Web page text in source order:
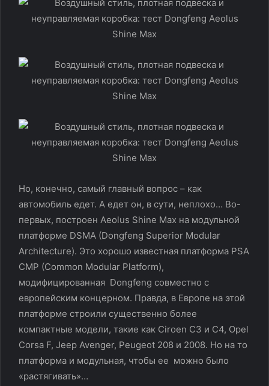
Но, конечно, самый главный вопрос – как
автомобиль едет. А едет он, в сути, неплохо… Во-
первых, построен Aeolus Shine Max на модульной
платформе DSMA (Dongfeng Superior Modular
Architecture). Это хорошо известная платформа PSA
CMP (Common Modular Platform),
модифицированная Dongfeng совместно с
европейским концерном. Правда, в Европе на этой
платформе строили существенно более
компактные модели, такие как Ciroen C3 и C4, Opel
Corsa F, Jeep Avenger, Peugeot 208 и 2008. Но на то
платформа и модульная, чтобы ее можно было
«растягивать»…